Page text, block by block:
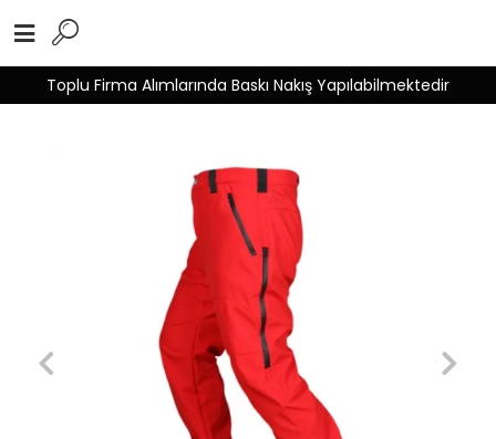
Toplu Firma Alımlarında Baskı Nakış Yapılabilmektedir